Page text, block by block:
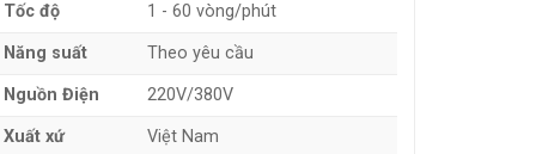
Tốc độ 1 - 60 vòng/phút
Năng suất Theo yêu cầu
Nguồn Điện 220V/380V
Xuất xứ Việt Nam